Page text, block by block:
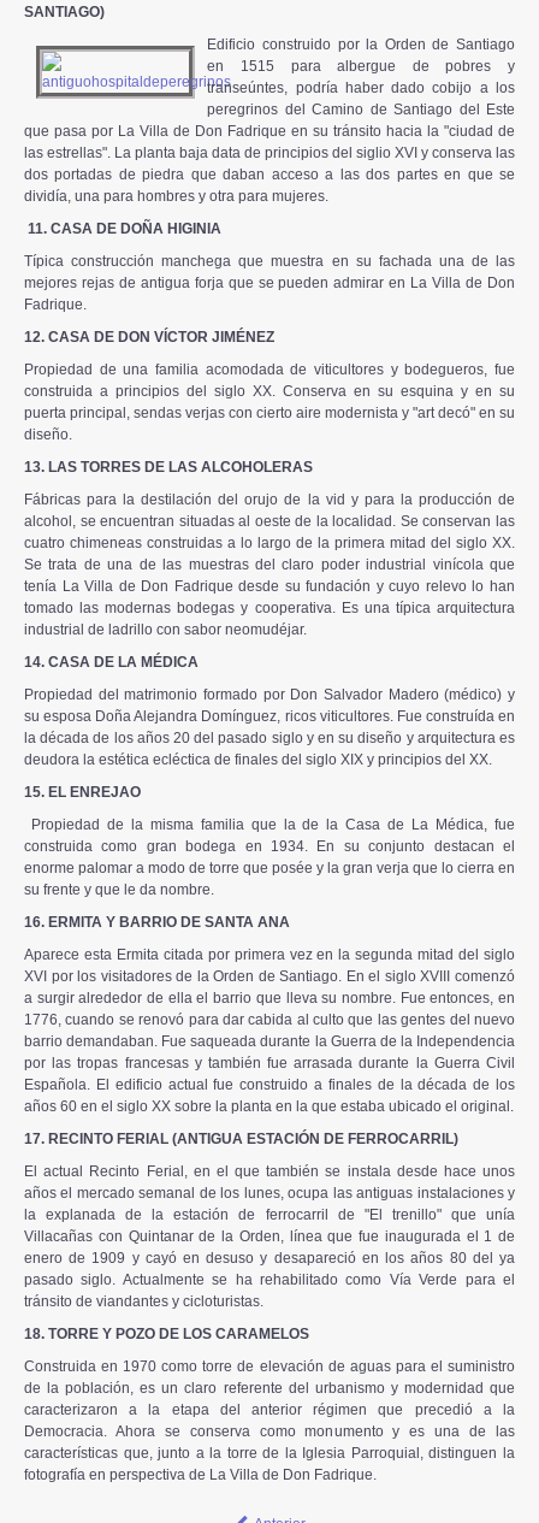
SANTIAGO)
Edificio construido por la Orden de Santiago
en 1515 para albergue de pobres y
transeúntes, podría haber dado cobijo a los
peregrinos del Camino de Santiago del Este
que pasa por La Villa de Don Fadrique en su tránsito hacia la "ciudad de
las estrellas". La planta baja data de principios del siglio XVI y conserva las
dos portadas de piedra que daban acceso a las dos partes en que se
dividía, una para hombres y otra para mujeres.
11. CASA DE DOÑA HIGINIA
Típica construcción manchega que muestra en su fachada una de las
mejores rejas de antigua forja que se pueden admirar en La Villa de Don
Fadrique.
12. CASA DE DON VÍCTOR JIMÉNEZ
Propiedad de una familia acomodada de viticultores y bodegueros, fue
construida a principios del siglo XX. Conserva en su esquina y en su
puerta principal, sendas verjas con cierto aire modernista y "art decó" en su
diseño.
13. LAS TORRES DE LAS ALCOHOLERAS
Fábricas para la destilación del orujo de la vid y para la producción de
alcohol, se encuentran situadas al oeste de la localidad. Se conservan las
cuatro chimeneas construidas a lo largo de la primera mitad del siglo XX.
Se trata de una de las muestras del claro poder industrial vinícola que
tenía La Villa de Don Fadrique desde su fundación y cuyo relevo lo han
tomado las modernas bodegas y cooperativa. Es una típica arquitectura
industrial de ladrillo con sabor neomudéjar.
14. CASA DE LA MÉDICA
Propiedad del matrimonio formado por Don Salvador Madero (médico) y
su esposa Doña Alejandra Domínguez, ricos viticultores. Fue construída en
la década de los años 20 del pasado siglo y en su diseño y arquitectura es
deudora la estética ecléctica de finales del siglo XIX y principios del XX.
15. EL ENREJAO
Propiedad de la misma familia que la de la Casa de La Médica, fue
construida como gran bodega en 1934. En su conjunto destacan el
enorme palomar a modo de torre que posée y la gran verja que lo cierra en
su frente y que le da nombre.
16. ERMITA Y BARRIO DE SANTA ANA
Aparece esta Ermita citada por primera vez en la segunda mitad del siglo
XVI por los visitadores de la Orden de Santiago. En el siglo XVIII comenzó
a surgir alrededor de ella el barrio que lleva su nombre. Fue entonces, en
1776, cuando se renovó para dar cabida al culto que las gentes del nuevo
barrio demandaban. Fue saqueada durante la Guerra de la Independencia
por las tropas francesas y también fue arrasada durante la Guerra Civil
Española. El edificio actual fue construido a finales de la década de los
años 60 en el siglo XX sobre la planta en la que estaba ubicado el original.
17. RECINTO FERIAL (ANTIGUA ESTACIÓN DE FERROCARRIL)
El actual Recinto Ferial, en el que también se instala desde hace unos
años el mercado semanal de los lunes, ocupa las antiguas instalaciones y
la explanada de la estación de ferrocarril de "El trenillo" que unía
Villacañas con Quintanar de la Orden, línea que fue inaugurada el 1 de
enero de 1909 y cayó en desuso y desapareció en los años 80 del ya
pasado siglo. Actualmente se ha rehabilitado como Vía Verde para el
tránsito de viandantes y cicloturistas.
18. TORRE Y POZO DE LOS CARAMELOS
Construida en 1970 como torre de elevación de aguas para el suministro
de la población, es un claro referente del urbanismo y modernidad que
caracterizaron a la etapa del anterior régimen que precedió a la
Democracia. Ahora se conserva como monumento y es una de las
características que, junto a la torre de la Iglesia Parroquial, distinguen la
fotografía en perspectiva de La Villa de Don Fadrique.